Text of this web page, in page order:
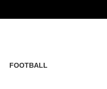
FOOTBALL